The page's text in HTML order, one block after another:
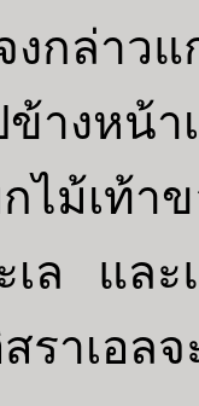
งกล่าว
างหน้า
ไม้เท้า
เล แล
ราเอล